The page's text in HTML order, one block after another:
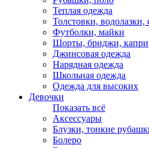
Теплая одежда
Толстовки,
Футболки, майки
Шорты, бриджи, капри
Джинсовая одежда
Нарядная одежда
Школьная одежда
Одежда для высоких
Девочки
Показать всё
Аксессуары
Блузки, тонкие
Болеро